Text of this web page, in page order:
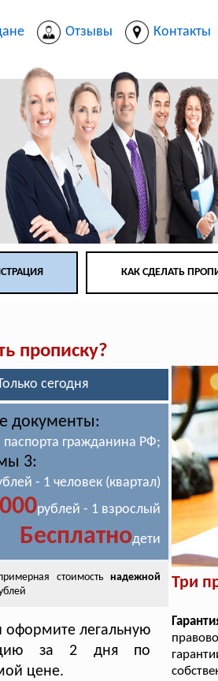
Отзывы Контакты
КАК СДЕЛАТЬ
прописку?
сегодня
документы:
паспорта гражданина РФ;
3:
- 1 человек (квартал)
рублей - 1 взрослый
Бесплатнодети
стоимостьнадежной
оформите легальную
за 2 дня по
цене.
Три